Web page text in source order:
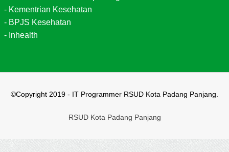
- Kementrian Kesehatan
- BPJS Kesehatan
- Inhealth
©Copyright 2019 - IT Programmer RSUD Kota Padang Panjang.
RSUD Kota Padang Panjang